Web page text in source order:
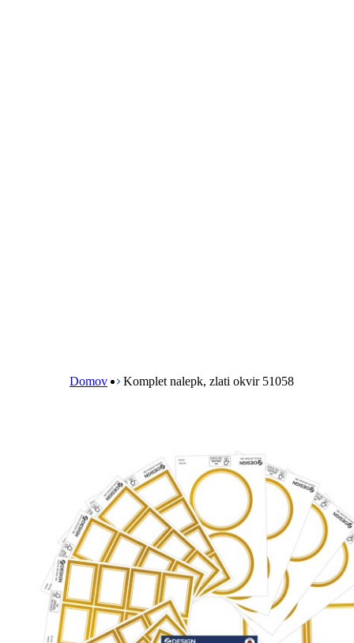
Domov Komplet nalepk, zlati okvir 51058